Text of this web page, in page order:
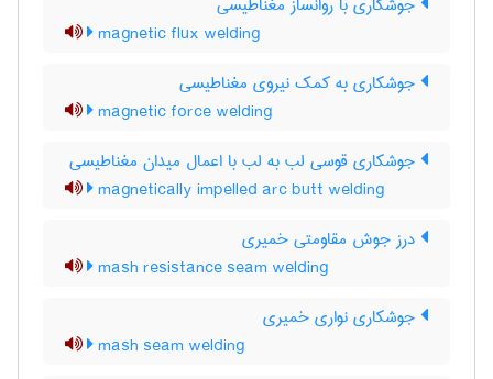
magnetic flux welding
جوشکاری به کمک نیروی مغناطیسی
magnetic force welding
جوشکاری قوسی لب به لب با اعمال میدان مغناطیسی
magnetically impelled arc butt welding
درز جوش مقاومتی خمیری
mash resistance seam welding
جوشکاری نواری خمیری
mash seam welding